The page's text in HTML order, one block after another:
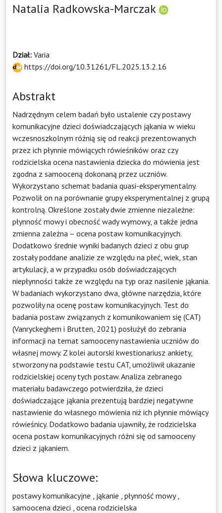
Natalia Radkowska-Marczak
Dział: Varia
https://doi.org/10.31261/FL.2025.13.2.16
Abstrakt
Nadrzędnym celem badań było ustalenie czy postawy
komunikacyjne dzieci doświadczających jąkania w wieku
wczesnoszkolnym różnią się od reakcji prezentowanych
przez ich płynnie mówiących rówieśników oraz czy
rodzicielska ocena nastawienia dziecka do mówienia jest
zgodna z samooceną dokonaną przez uczniów.
Wykorzystano schemat badania quasi-eksperymentalny.
Pozwolił on na porównanie grupy eksperymentalnej z grupą
kontrolną. Określone zostały dwie zmienne niezależne:
płynność mowy i obecność wady wymowy, a także jedna
zmienna zależna – ocena postaw komunikacyjnych.
Dodatkowo średnie wyniki badanych dzieci z obu grup
zostały poddane analizie ze względu na płeć, wiek, stan
artykulacji, a w przypadku osób doświadczających
niepłynności także ze względu na typ oraz nasilenie jąkania.
W badaniach wykorzystano dwa, główne narzędzia, które
pozwoliły na ocenę postaw komunikacyjnych. Test do
badania postaw związanych z komunikowaniem się (CAT)
(Vanryckeghem i Brutten, 2021) posłużył do zebrania
informacji na temat samooceny nastawienia uczniów do
własnej mowy. Z kolei autorski kwestionariusz ankiety,
stworzony na podstawie testu CAT, umożliwił ukazanie
rodzicielskiej oceny tych postaw. Analiza zebranego
materiału badawczego potwierdziła, że dzieci
doświadczające jąkania prezentują bardziej negatywne
nastawienie do własnego mówienia niż ich płynnie mówiący
rówieśnicy. Dodatkowo badania ujawniły, że rodzicielska
ocena postaw komunikacyjnych różni się od samooceny
dzieci z jąkaniem.
Słowa kluczowe:
postawy komunikacyjne jąkanie płynność mowy,
samoocena dzieci ocena rodzicielska